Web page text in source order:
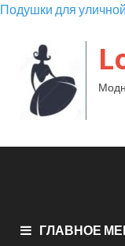
Подушки для
ГЛАВНОЕ